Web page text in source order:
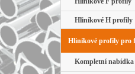
Hliníkové H profily
Hliníkové profily pro
Kompletní